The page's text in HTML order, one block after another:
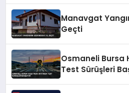
Manavgat
Geçti
Osmaneli Bursa
Test Sürüşleri